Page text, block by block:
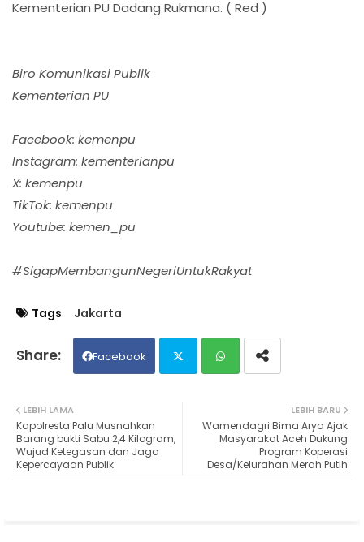
Kementerian PU Dadang Rukmana. ( Red )
Biro Komunikasi Publik
Kementerian PU
Facebook: kemenpu
Instagram: kementerianpu
X: kemenpu
TikTok: kemenpu
Youtube: kemen_pu
#SigapMembangunNegeriUntukRakyat
Tags Jakarta
Facebook
ats
ap
LEBIH BARU
Wamendagri Bima Arya Ajak
Masyarakat Aceh Dukung
Program Koperasi
Desa/Kelurahan Merah Putih
LEBIH LAMA
Kapolresta Palu Musnahkan
Barang bukti Sabu 2,4 Kilogram,
Wujud Ketegasan dan Jaga
Kepercayaan Publik